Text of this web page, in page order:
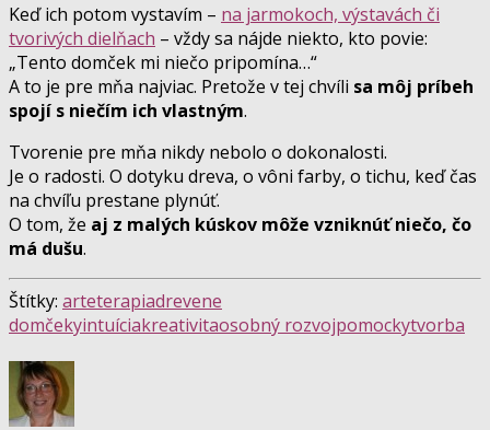
Keď ich potom vystavím – na jarmokoch, výstavách či
tvorivých dielňach – vždy sa nájde niekto, kto povie:
„Tento domček mi niečo pripomína…“
A to je pre mňa najviac. Pretože v tej chvíli sa môj príbeh
spojí s niečím ich vlastným.
Tvorenie pre mňa nikdy nebolo o dokonalosti.
Je o radosti. O dotyku dreva, o vôni farby, o tichu, keď čas
na chvíľu prestane plynúť.
O tom, že aj z malých kúskov môže vzniknúť niečo, čo
má dušu.
Štítky: arteterapiadrevene
domčekyintuíciakreativitaosobný rozvojpomockytvorba